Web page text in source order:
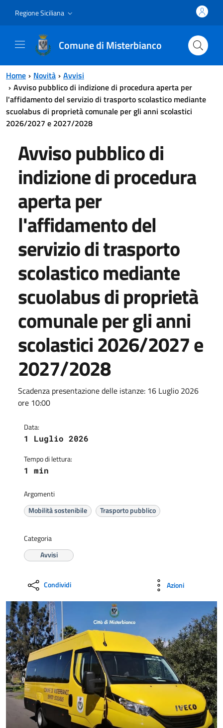
Regione Siciliana
Comune di Misterbianco
Home Novità
Avvisi
Avviso pubblico di indizione di procedura aperta per
l'affidamento del servizio di trasporto scolastico mediante
scuolabus di proprietà comunale per gli anni scolastici
2026/2027 e 2027/2028
Avviso pubblico di
indizione di procedura
aperta per
l'affidamento del
servizio di trasporto
scolastico mediante
scuolabus di proprietà
comunale per gli anni
scolastici 2026/2027 e
2027/2028
Scadenza presentazione delle istanze: 16 Luglio 2026
ore 10:00
Data:
1 Luglio 2026
Tempo di lettura:
1 min
Argomenti
Mobilità sostenibile
Trasporto pubblico
Categoria
Avvisi
Condividi Azioni